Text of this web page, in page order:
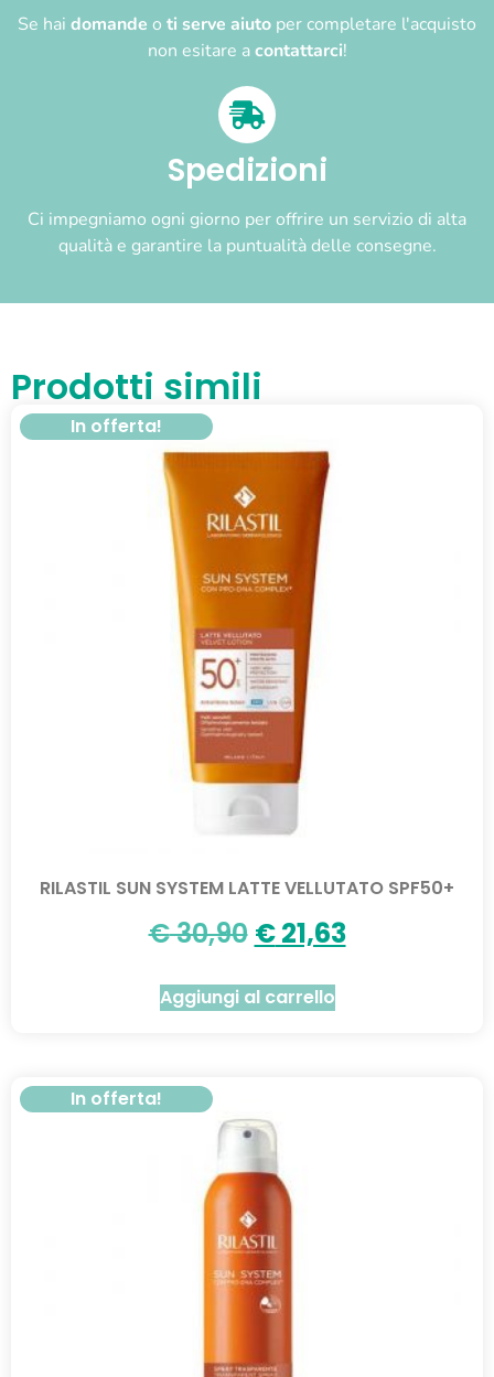
Se hai domande o ti serve aiuto per completare l'acquisto
non esitare acontattarci!
Spedizioni
Ci impegniamo ogni giorno per offrire un servizio di alta
qualità e garantire la puntualità delle consegne.
Prodotti simili
In offerta!
RILASTIL SUN SYSTEM LATTE VELLUTATO SPF50+
€30,90 €21,63
Aggiungi al carrello
In offerta!